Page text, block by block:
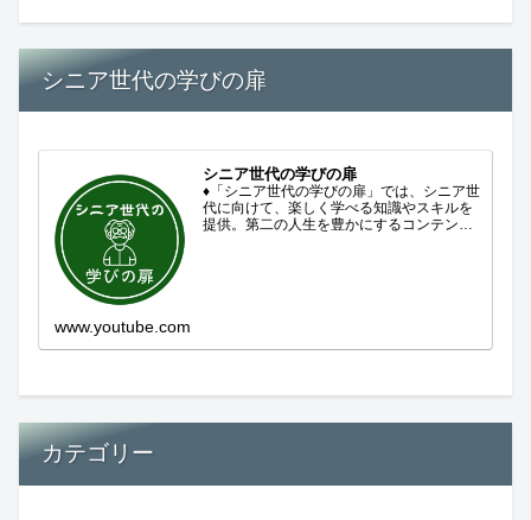
シニア世代の学びの扉
シニア世代の学びの扉
♦「シニア世代の学びの扉」では、シニア世
代に向けて、楽しく学べる知識やスキルを
提供。第二の人生を豊かにするコンテンツ
www.youtube.com
カテゴリー